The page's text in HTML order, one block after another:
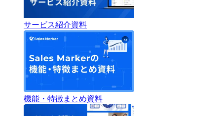
サービス紹介資料
機能・特徴まとめ資料